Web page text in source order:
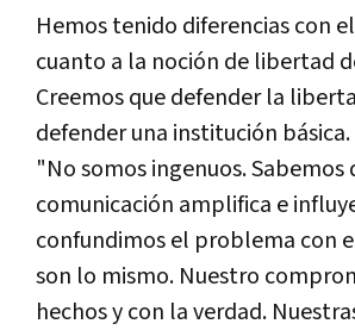
Hemos tenido diferencias con
cuanto a la noción de libertad
Creemos que defender la
defender una institución
"No somos ingenuos. Sabemos
comunicación amplifica e
confundimos el problema con
son lo mismo. Nuestro
hechos y con la verdad.